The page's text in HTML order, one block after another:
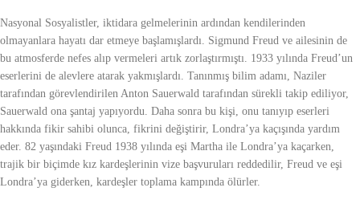
Nasyonal Sosyalistler, iktidara gelmelerinin ardından kendilerinden
olmayanlara hayatı dar etmeye başlamışlardı. Sigmund Freud ve ailesinin de
bu atmosferde nefes alıp vermeleri artık zorlaştırmıştı. 1933 yılında Freud’un
eserlerini de alevlere atarak yakmışlardı. Tanınmış bilim adamı, Naziler
tarafından görevlendirilen Anton Sauerwald tarafından sürekli takip ediliyor,
Sauerwald ona şantaj yapıyordu. Daha sonra bu kişi, onu tanıyıp eserleri
hakkında fikir sahibi olunca, fikrini değiştirir, Londra’ya kaçışında yardım
eder. 82 yaşındaki Freud 1938 yılında eşi Martha ile Londra’ya kaçarken,
trajik bir biçimde kız kardeşlerinin vize başvuruları reddedilir, Freud ve eşi
Londra’ya giderken, kardeşler toplama kampında ölürler.